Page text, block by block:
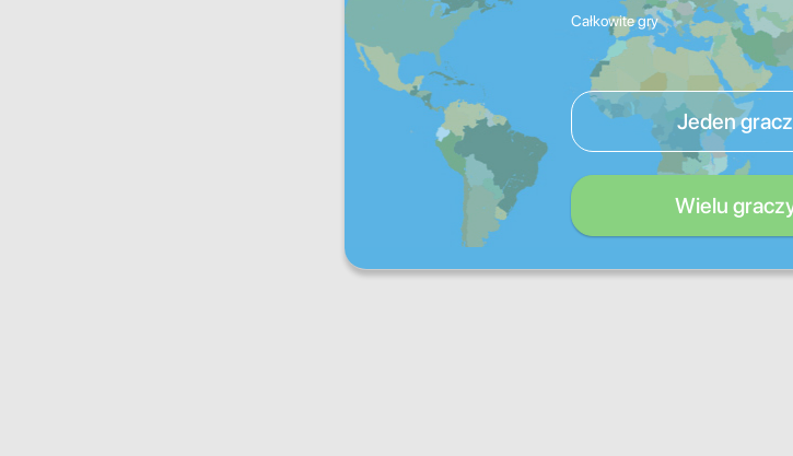
Całkowite gry
Jeden gracz
Wielu